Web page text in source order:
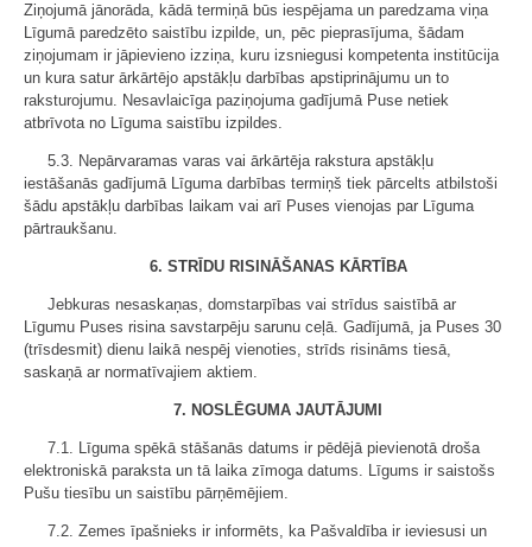
Ziņojumā jānorāda, kādā termiņā būs iespējama un paredzama viņa
Līgumā paredzēto saistību izpilde, un, pēc pieprasījuma, šādam
ziņojumam ir jāpievieno izziņa, kuru izsniegusi kompetenta institūcija
un kura satur ārkārtējo apstākļu darbības apstiprinājumu un to
raksturojumu. Nesavlaicīga paziņojuma gadījumā Puse netiek
atbrīvota no Līguma saistību izpildes.
5.3. Nepārvaramas varas vai ārkārtēja rakstura apstākļu
iestāšanās gadījumā Līguma darbības termiņš tiek pārcelts atbilstoši
šādu apstākļu darbības laikam vai arī Puses vienojas par Līguma
pārtraukšanu.
6. STRĪDU RISINĀŠANAS KĀRTĪBA
Jebkuras nesaskaņas, domstarpības vai strīdus saistībā ar
Līgumu Puses risina savstarpēju sarunu ceļā. Gadījumā, ja Puses 30
(trīsdesmit) dienu laikā nespēj vienoties, strīds risināms tiesā,
saskaņā ar normatīvajiem aktiem.
7. NOSLĒGUMA JAUTĀJUMI
7.1. Līguma spēkā stāšanās datums ir pēdējā pievienotā droša
elektroniskā paraksta un tā laika zīmoga datums. Līgums ir saistošs
Pušu tiesību un saistību pārņēmējiem.
7.2. Zemes īpašnieks ir informēts, ka Pašvaldība ir ieviesusi un